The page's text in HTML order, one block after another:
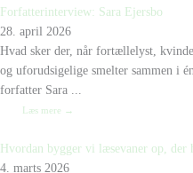
Forfatterinterview: Sara Ejersbo
28. april 2026
Hvad sker der, når fortællelyst,
og uforudsigelige smelter sammen i
forfatter Sara ...
Læs mere →
Hvordan bygger vi læsevaner op, der
4. marts 2026